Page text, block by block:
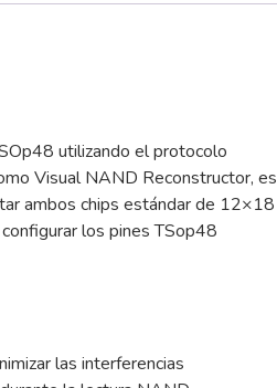
utilizando el protocolo
Visual NAND Reconstructor, es
ambos chips estándar de 12×18
los pines TSop48
las interferencias